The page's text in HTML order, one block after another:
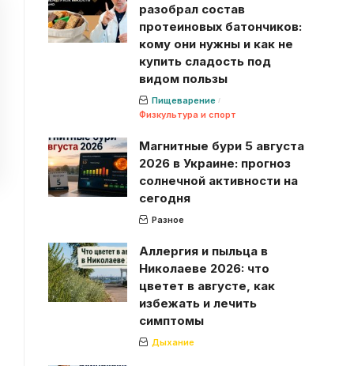
разобрал состав
протеиновых батончиков:
кому они нужны и как не
купить сладость под
видом пользы
Пищеварение
Физкультура и спорт
Магнитные бури 5 августа
2026 в Украине: прогноз
солнечной активности на
сегодня
Разное
Аллергия и пыльца в
Николаеве 2026: что
цветет в августе, как
избежать и лечить
симптомы
Дыхание